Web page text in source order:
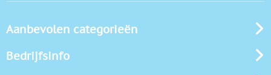
Aanbevolen categorieën
Bedrijfsinfo